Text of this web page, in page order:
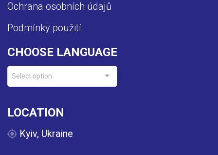
Ochrana osobních údajů
Podmínky použití
CHOOSE LANGUAGE
Select option
LOCATION
Kyiv, Ukraine